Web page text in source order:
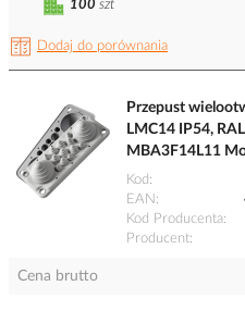
Dodaj do porównania
100 szt
Przepust
LMC14 IP54,
MBA3F14L11
Kod
EAN
Kod Producenta
Producent
Cena brutto